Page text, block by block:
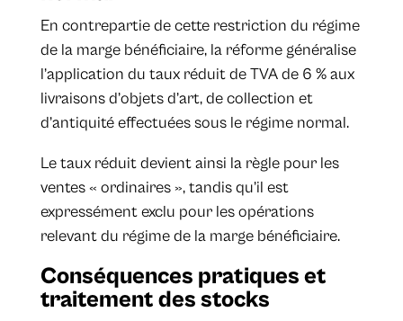
En contrepartie de cette restriction du régime
de la marge bénéficiaire, la réforme généralise
l’application du taux réduit de TVA de 6 % aux
livraisons d’objets d’art, de collection et
d’antiquité effectuées sous le régime normal.
Le taux réduit devient ainsi la règle pour les
ventes « ordinaires », tandis qu’il est
expressément exclu pour les opérations
relevant du régime de la marge bénéficiaire.
Conséquences pratiques et
traitement des stocks